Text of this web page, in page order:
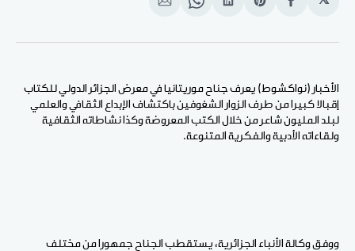
انشر
الفيسبوك
Share
Pinterest
انشر
لينكد
Share
WhatsApp
انشر
الإيميل
الأخبار (نواكشوط) يعرف جناح موريتانيا في معرض الجزائر الدولي للكتاب
إقبالا كبيرا من طرف الزوار الشغوفين باكتشاف الإبداع الثقافي والعلمي
لبلد المليون شاعر من خلال الكتب المعروضة وكذا نشاطاته الثقافية
ولقاءاته الأدبية والفكرية المتنوعة.
ووفق وكالة الأنباء الجزائرية، يستقطب الجناح جمهورا من مختلف